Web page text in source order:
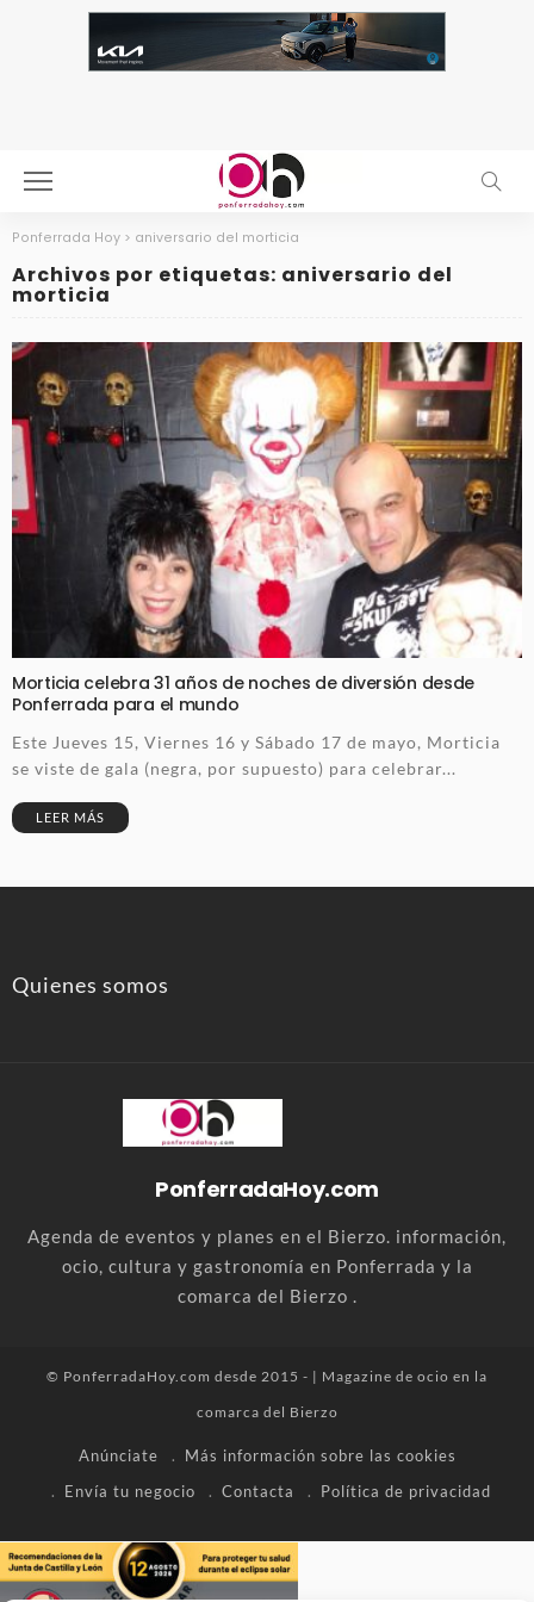
Ponferrada Hoy > aniversario del morticia
Archivos por etiquetas: aniversario del
morticia
Morticia celebra 31 años de noches de diversión desde
Ponferrada para el mundo
Este Jueves 15, Viernes 16 y Sábado 17 de mayo, Morticia
se viste de gala (negra, por supuesto) para celebrar...
LEER MÁS
Quienes somos
PonferradaHoy.com
Agenda de eventos y planes en el Bierzo. información,
ocio, cultura y gastronomía en Ponferrada y la
comarca del Bierzo .
© PonferradaHoy.com desde 2015 - | Magazine de ocio en la
comarca del Bierzo
Anúnciate
Más información sobre las cookies
Envía tu negocio
Contacta Política de privacidad